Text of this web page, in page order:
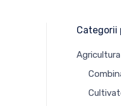
Categorii
Agricultura